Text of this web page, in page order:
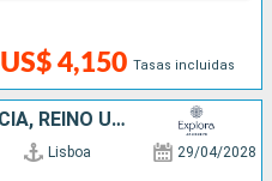
US$ 4,150 Tasas incluidas
PORTUGAL, ESPAÑA, FRANCIA, REINO UNIDO
Lisboa 29/04/2028